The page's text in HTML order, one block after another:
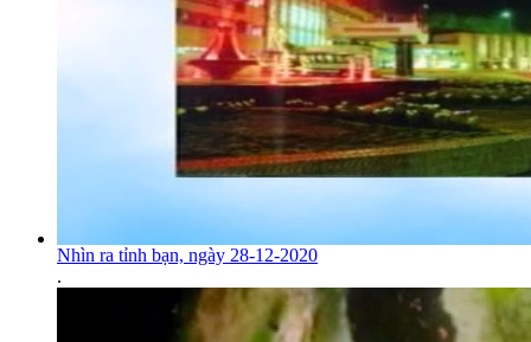
Nhìn ra tỉnh bạn, ngày 28-12-2020
.